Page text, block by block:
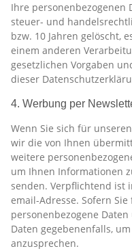
Ihre personenbezogenen
steuer- und
bzw. 10 Jahren gelöscht,
einem anderen
gesetzlichen Vorgaben
dieser
4. Werbung per
Wenn Sie sich für
wir die von Ihnen
weitere
um Ihnen Informationen
senden. Verpflichtend ist
email-Adresse. Sofern
personenbezogene
Daten gegebenenfalls,
anzusprechen.